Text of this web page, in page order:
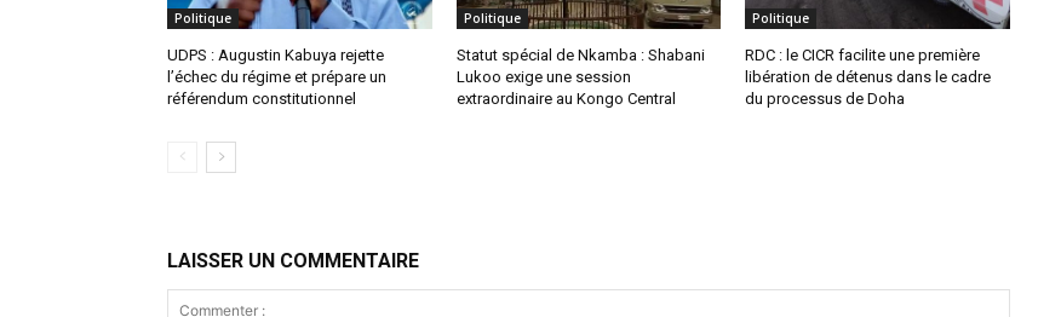
Politique
UDPS : Augustin Kabuya rejette
l’échec du régime et prépare un
référendum constitutionnel
Politique
Statut spécial de Nkamba : Shabani
Lukoo exige une session
extraordinaire au Kongo Central
Politique
RDC : le CICR facilite une première
libération de détenus dans le cadre
du processus de Doha
LAISSER UN COMMENTAIRE